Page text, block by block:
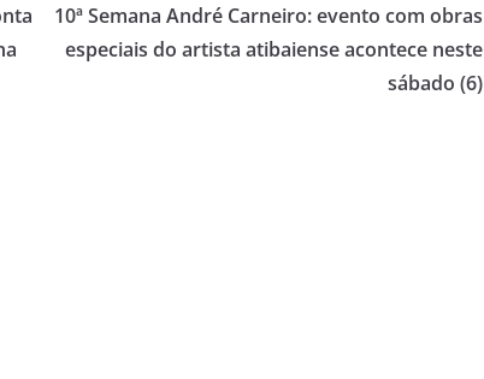
10ª Semana André Carneiro: evento com obras
especiais do artista atibaiense acontece neste
sábado (6)